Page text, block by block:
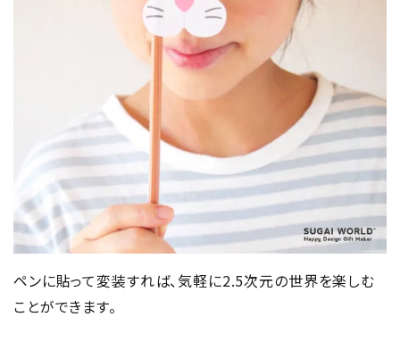
ペンに貼って変装すれば、気軽に2.5次元の世界を楽しむ
ことができます。